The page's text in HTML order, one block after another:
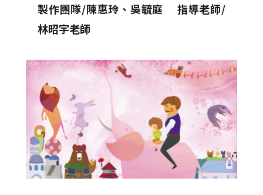
製作團隊/陳惠玲、吳毓庭 指導老師/
林昭宇老師